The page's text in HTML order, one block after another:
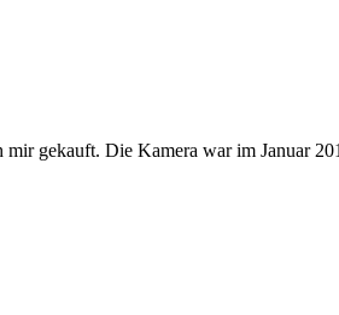
gekauft. Die Kamera war im Januar